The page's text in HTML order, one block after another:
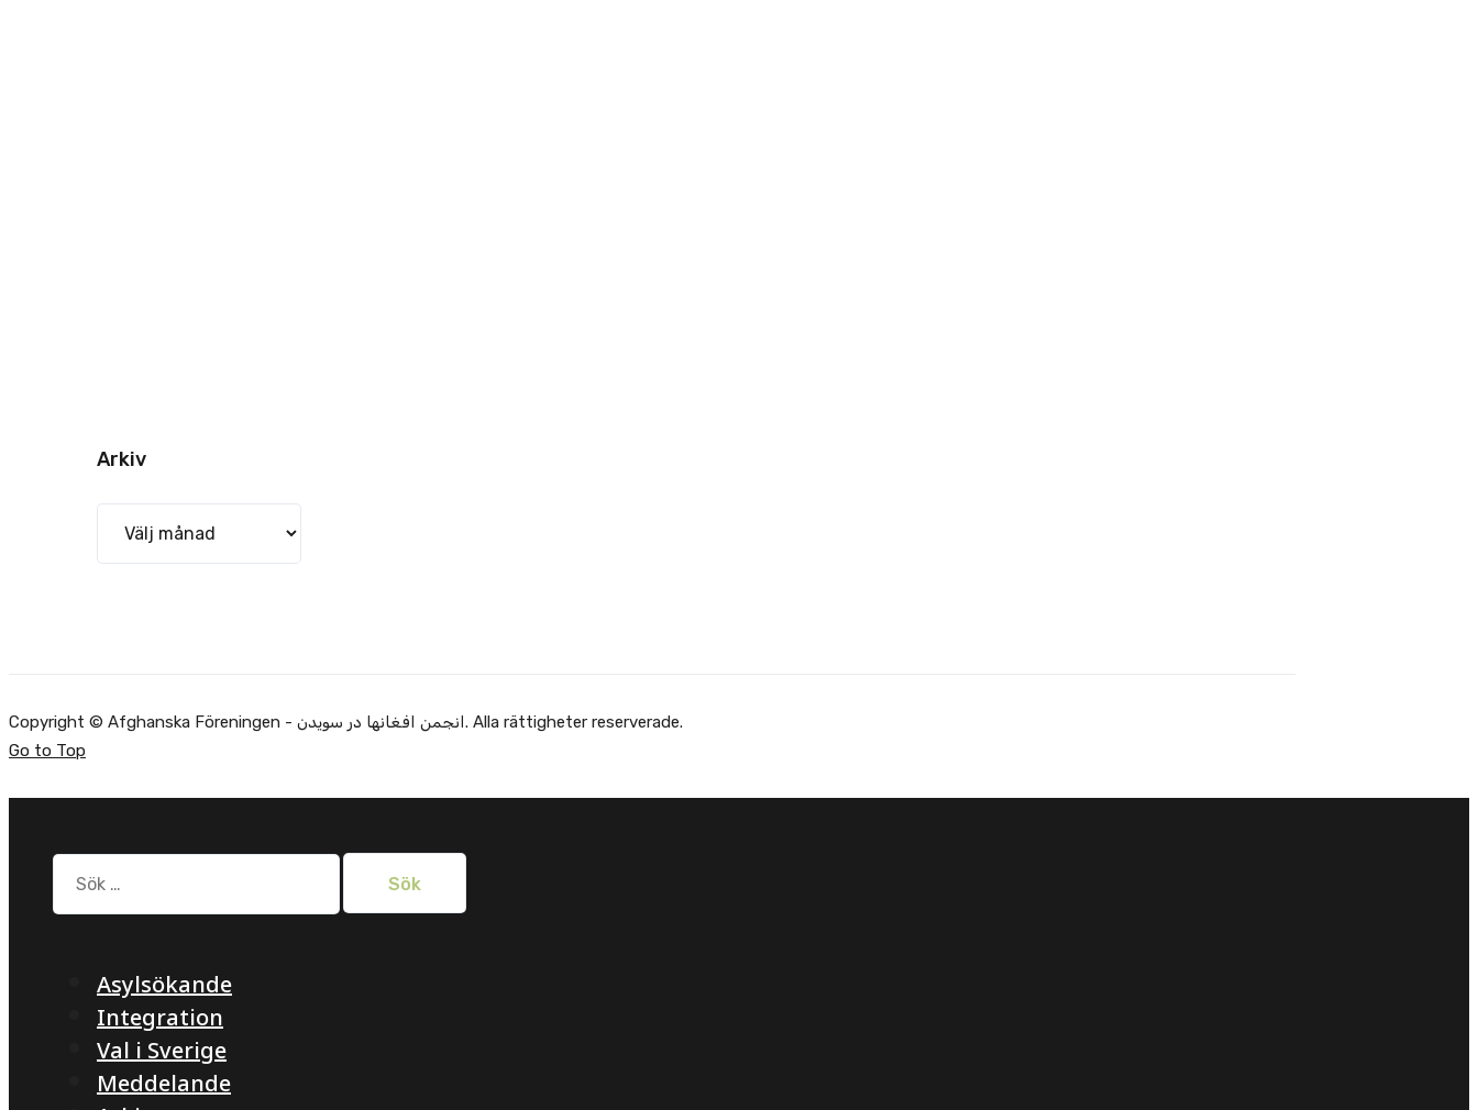
Arkiv
Copyright © Afghanska Föreningen - انجمن افغانها در سویدن. Alla rättigheter reserverade.
Go to Top
Sök
efter:
Asylsökande
Integration
Val i Sverige
Meddelande